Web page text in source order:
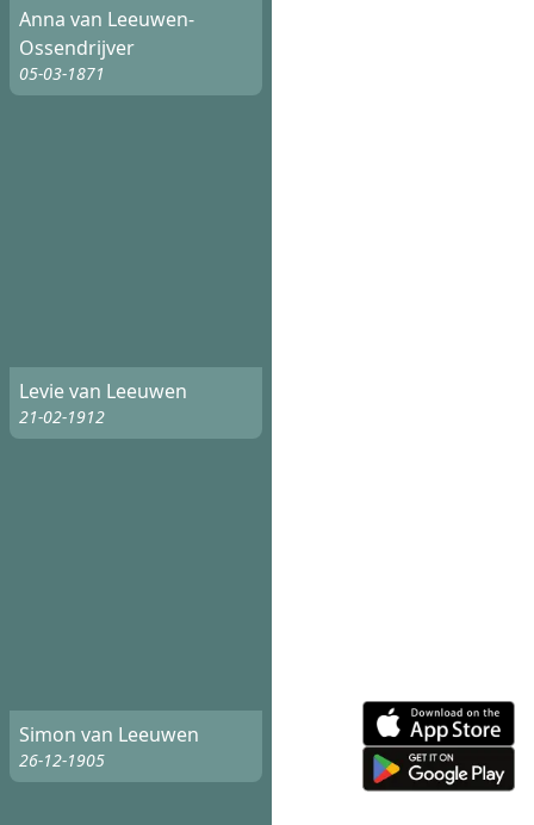
Anna van Leeuwen-
Ossendrijver
05-03-1871
Levie van Leeuwen
21-02-1912
Simon van Leeuwen
26-12-1905